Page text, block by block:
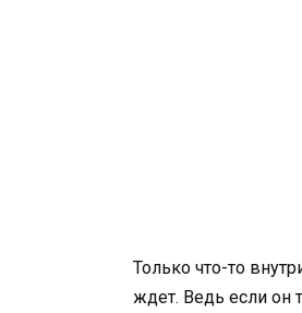
Только что-то
ждет. Ведь если он